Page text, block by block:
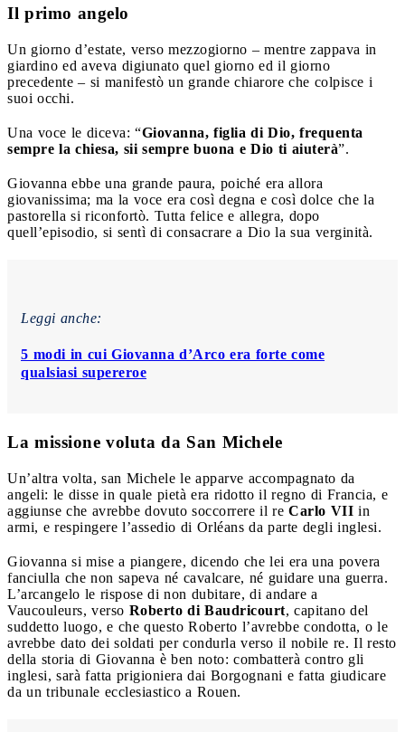
Il primo angelo
Un giorno d’estate, verso mezzogiorno – mentre zappava in
giardino ed aveva digiunato quel giorno ed il giorno
precedente – si manifestò un grande chiarore che colpisce i
suoi occhi.
Una voce le diceva: “Giovanna, figlia di Dio, frequenta
sempre la chiesa, sii sempre buona e Dio ti aiuterà”.
Giovanna ebbe una grande paura, poiché era allora
giovanissima; ma la voce era così degna e così dolce che la
pastorella si riconfortò. Tutta felice e allegra, dopo
quell’episodio, si sentì di consacrare a Dio la sua verginità.
Leggi anche:
5 modi in cui Giovanna d’Arco era forte come
qualsiasi supereroe
La missione voluta da San Michele
Un’altra volta, san Michele le apparve accompagnato da
angeli: le disse in quale pietà era ridotto il regno di Francia, e
aggiunse che avrebbe dovuto soccorrere il re Carlo VII in
armi, e respingere l’assedio di Orléans da parte degli inglesi.
Giovanna si mise a piangere, dicendo che lei era una povera
fanciulla che non sapeva né cavalcare, né guidare una guerra.
L’arcangelo le rispose di non dubitare, di andare a
Vaucouleurs, verso Roberto di Baudricourt, capitano del
suddetto luogo, e che questo Roberto l’avrebbe condotta, o le
avrebbe dato dei soldati per condurla verso il nobile re. Il resto
della storia di Giovanna è ben noto: combatterà contro gli
inglesi, sarà fatta prigioniera dai Borgognani e fatta giudicare
da un tribunale ecclesiastico a Rouen.